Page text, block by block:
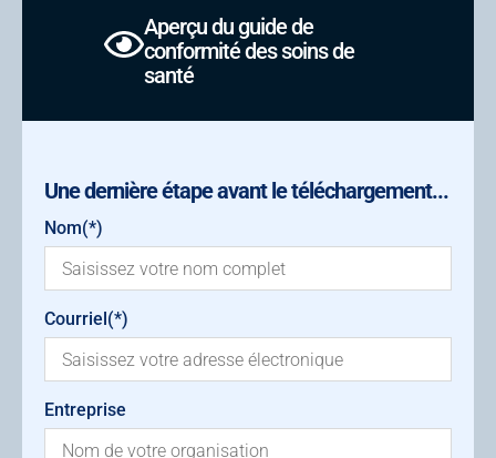
Aperçu du guide de
conformité des soins de
santé
Une dernière étape avant le téléchargement...
Nom(*)
Courriel(*)
Entreprise